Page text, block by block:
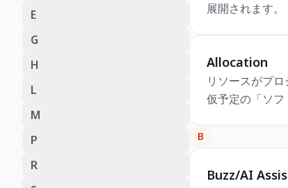
E
G
H
L
M
P
R
展開されます。
Allocation
リソースがプ
仮予定の「ソ
B
Buzz/AI